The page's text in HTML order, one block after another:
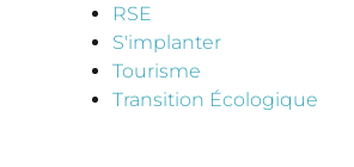
RSE
S'implanter
Tourisme
Transition Écologique